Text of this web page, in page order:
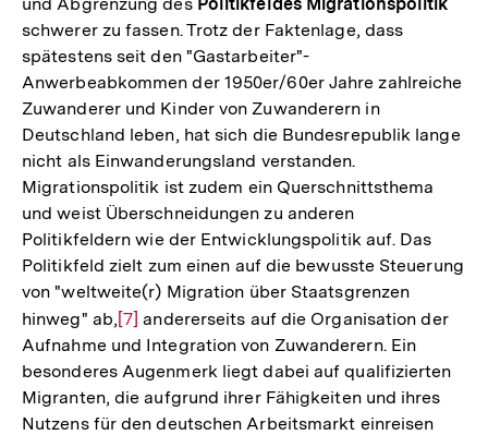
schwerer zu fassen. Trotz der Faktenlage, dass
spätestens seit den "Gastarbeiter"-
Anwerbeabkommen der 1950er/60er Jahre zahlreiche
Zuwanderer und Kinder von Zuwanderern in
Deutschland leben, hat sich die Bundesrepublik lange
nicht als Einwanderungsland verstanden.
Migrationspolitik ist zudem ein Querschnittsthema
und weist Überschneidungen zu anderen
Politikfeldern wie der Entwicklungspolitik auf. Das
Politikfeld zielt zum einen auf die bewusste Steuerung
von "weltweite(r) Migration über Staatsgrenzen
hinweg" ab,Zur
Auflösung
der
Fußnote
[7] andererseits auf die Organisation der
Aufnahme und Integration von Zuwanderern. Ein
besonderes Augenmerk liegt dabei auf qualifizierten
Migranten, die aufgrund ihrer Fähigkeiten und ihres
Nutzens für den deutschen Arbeitsmarkt einreisen